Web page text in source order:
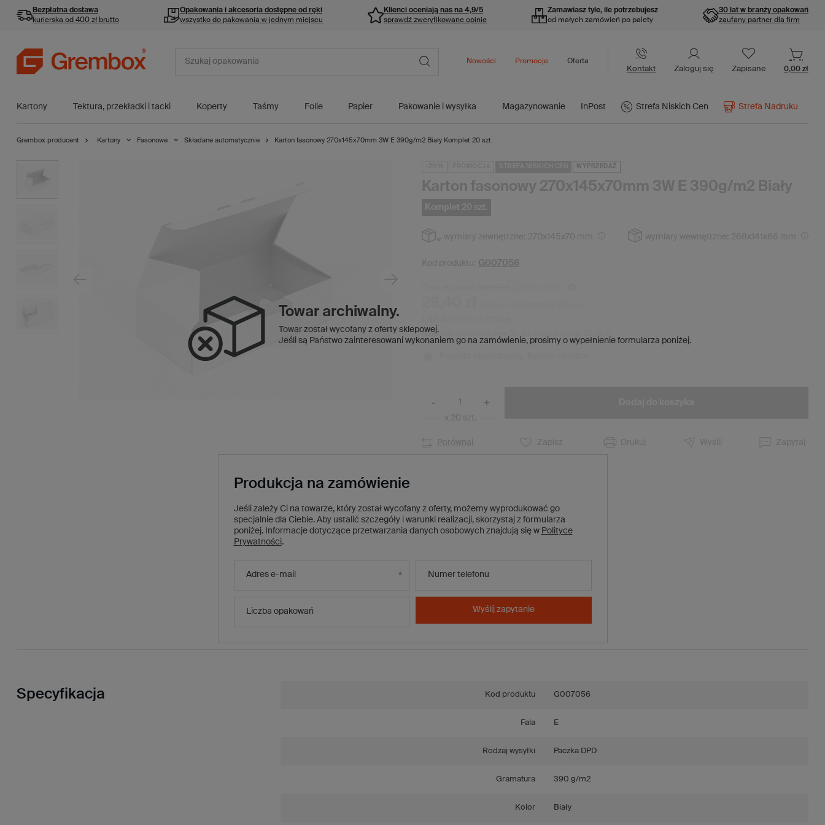
Bezpłatna dostawa
kurierska od 400 zł brutto
Opakowania i akcesoria dostępne od ręki
wszystko do pakowania w jednym miejscu
Klienci oceniają nas na 4,9/5
sprawdź zweryfikowane opinie
Zamawiasz tyle, ile potrzebujesz
od małych zamówień po palety
30 lat w branży opakowań
zaufany partner dla firm
Kontakt Zaloguj się Zapisane 0,00 zł
Kartony Tektura, przekładki i tacki Koperty Taśmy Folie Papier Pakowanie i wysyłka Magazynowanie InPost Strefa Niskich Cen Strefa Nadruku
Nowości Promocje Oferta
Grembox producent Kartony Fasonowe Składane automatycznie Karton fasonowy 270x145x70mm 3W E 390g/m2 Biały Komplet 20 szt.
Towar archiwalny.
Towar został wycofany z oferty sklepowej.
Jeśli są Państwo zainteresowani wykonaniem go na zamówienie, prosimy o wypełnienie formularza poniżej.
Produkcja na zamówienie
Jeśli zależy Ci na towarze, który został wycofany z oferty, możemy wyprodukować go
specjalnie dla Ciebie. Aby ustalić szczegóły i warunki realizacji, skorzystaj z formularza
poniżej. Informacje dotyczące przetwarzania danych osobowych znajdują się w Polityce
Prywatności.
Adres e-mail Numer telefonu
Liczba opakowań Wyślij zapytanie
WYPRZEDAŻ
Karton fasonowy 270x145x70mm 3W E 390g/m2 Biały
Komplet 20 szt.
wymiary zewnętrzne: 270x145x70 mm wymiary wewnętrzne: 268x141x66 mm
Kod produktu: G007056
Najniższa cena w okresie 30 dni przed obniżką:
- +
x 20 szt.
Porównaj Zapisz Drukuj Wyślij Zapytaj
Specyfikacja Kod produktu G007056
Fala E
Rodzaj wysyłki Paczka DPD
Gramatura 390 g/m2
Kolor Biały